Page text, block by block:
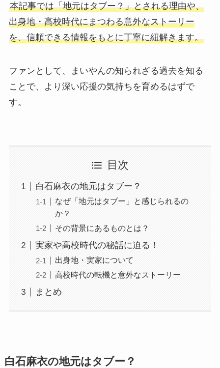
本記事では「地元はタブー？」とされる理由や、
出身地・高校時代にまつわる意外なストーリー
を、信頼できる情報をもとに丁寧に紐解きます。
ファンとして、まいやんの知られざる過去を知る
ことで、より深い応援の気持ちを育めるはずで
す。
目次
白石麻衣の地元はタブー？
なぜ「地元はタブー」と感じられるの
か？
その背景にあるものとは？
実家や高校時代の秘話に迫る！
出身地・実家について
高校時代の転機と意外なストーリー
まとめ
白石麻衣の地元はタブー？